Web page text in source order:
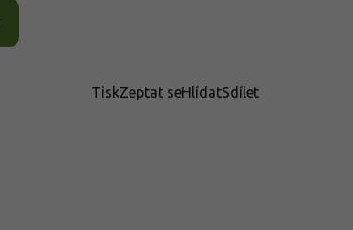
TiskZeptat seHlídatSdílet